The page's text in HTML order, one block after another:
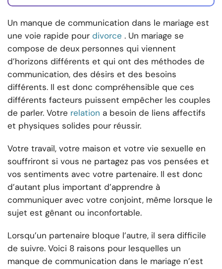
Un manque de communication dans le mariage est
une voie rapide pour divorce . Un mariage se
compose de deux personnes qui viennent
d’horizons différents et qui ont des méthodes de
communication, des désirs et des besoins
différents. Il est donc compréhensible que ces
différents facteurs puissent empêcher les couples
de parler. Votre relation a besoin de liens affectifs
et physiques solides pour réussir.
Votre travail, votre maison et votre vie sexuelle en
souffriront si vous ne partagez pas vos pensées et
vos sentiments avec votre partenaire. Il est donc
d’autant plus important d’apprendre à
communiquer avec votre conjoint, même lorsque le
sujet est gênant ou inconfortable.
Lorsqu’un partenaire bloque l’autre, il sera difficile
de suivre. Voici 8 raisons pour lesquelles un
manque de communication dans le mariage n’est